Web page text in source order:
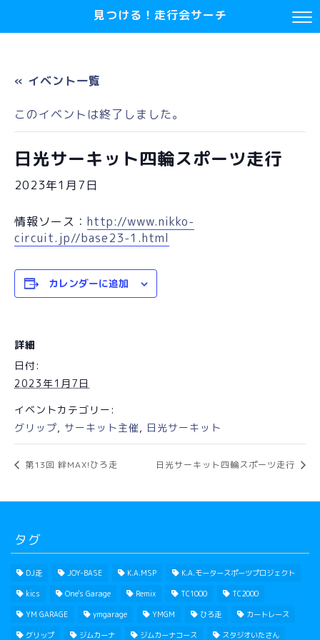
見つける！走行会サーチ
« イベント一覧
このイベントは終了しました。
日光サーキット四輪スポーツ走行
2023年1月7日
情報ソース： http://www.nikko-
circuit.jp//base23-1.html
カレンダーに追加
詳細
日付:
2023年1月7日
イベントカテゴリー:
グリップ, サーキット主催, 日光サーキット
第13回 絆MAX!ひろ走 日光サーキット四輪スポーツ走行
タグ
DJ走 JOY-BASE K.A.MSP K.A.モータースポーツプロジェクト
kics One's Garage Remix TC1000 TC2000
YM GARAGE ymgarage YMGM ひろ走 カートレース
グリップ ジムカーナ ジムカーナコース スタジオいたさん